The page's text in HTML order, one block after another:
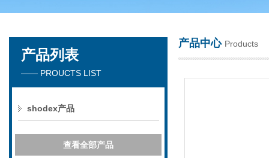
天津琛航科苑科技发展有限公司
产品列表
—— PROUCTS LIST
shodex产品
查看全部产品
产品中心 Products